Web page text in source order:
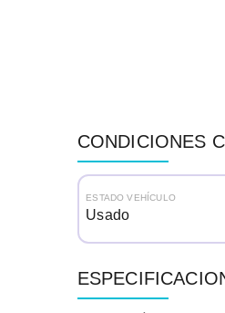
CONDICIONES
ESTADO VEHÍCULO
Usado